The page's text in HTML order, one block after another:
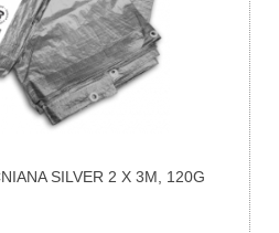
SILVER 2 X 3M, 120G